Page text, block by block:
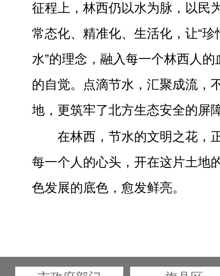
征程上，林西仍以水为脉，以民
常态化、精准化、生活化，让“
水”的理念，融入每一个林西人
的自觉。点滴节水，汇聚成流，
地，更筑牢了北方生态安全的屏
在林西，节水的文明之花，
每一个人的心头，开在这片土地
色发展的底色，愈发鲜亮。